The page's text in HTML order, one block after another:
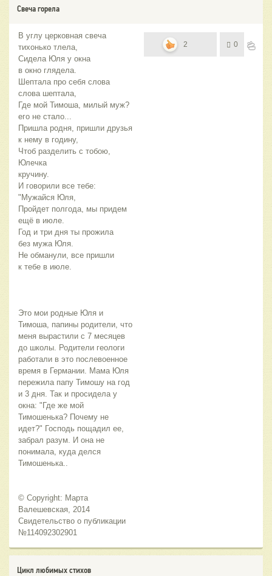
Свеча горела
В углу церковная свеча
тихонько тлела,
Сидела Юля у окна
в окно глядела.
Шептала про себя слова
слова шептала,
Где мой Тимоша, милый муж?
его не стало...
Пришла родня, пришли друзья
к нему в годину,
Чтоб разделить с тобою,
Юлечка
кручину.
И говорили все тебе:
"Мужайся Юля,
Пройдет полгода, мы придем
ещё в июле.
Год и три дня ты прожила
без мужа Юля.
Не обманули, все пришли
к тебе в июле.
Это мои родные Юля и
Тимоша, папины родители, что
меня вырастили с 7 месяцев
до школы. Родители геологи
работали в это послевоенное
время в Германии. Мама Юля
пережила папу Тимошу на год
и 3 дня. Так и просидела у
окна: "Где же мой
Тимошенька? Почему не
идет?" Господь пощадил ее,
забрал разум. И она не
понимала, куда делся
Тимошенька..
© Copyright: Марта
Валешевская, 2014
Свидетельство о публикации
№114092302901
2 0
Цикл любимых стихов